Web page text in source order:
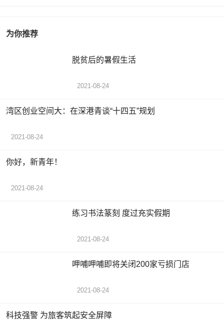
为你推荐
脱贫后的暑假生活
2021-08-24
湾区创业空间大：在深港青谈“十四五”规划
2021-08-24
你好，新青年！
2021-08-24
练习书法篆刻 度过充实假期
2021-08-24
呷哺呷哺即将关闭200家亏损门店
2021-08-24
科技强警 为旅客筑起安全屏障